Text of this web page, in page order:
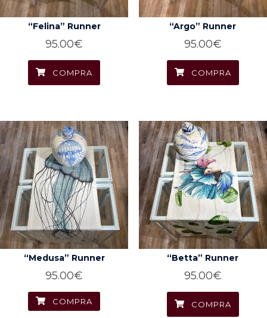
“Felina” Runner
95.00€
COMPRA
“Argo” Runner
95.00€
COMPRA
“Medusa” Runner
95.00€
COMPRA
“Betta” Runner
95.00€
COMPRA